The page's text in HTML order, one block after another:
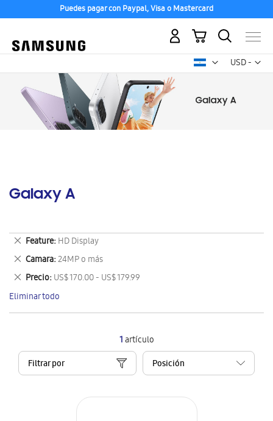
Puedes pagar con Paypal, Visa o Mastercard
USD -
dólar
Mi carrito
Galaxy A
1artículo
Filtrar por
Feature HD Display
Eliminar
este
artículo
Camara 24MP o más
Eliminar
este
artículo
Precio US$ 170.00 - US$ 179.99
Eliminar
este
artículo
Eliminar todo